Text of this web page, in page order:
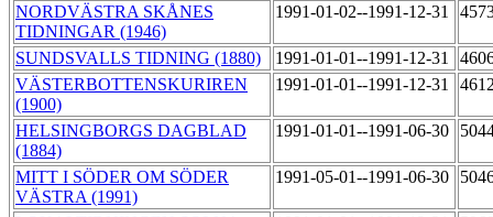
NORDVÄSTRA SKÅNES
TIDNINGAR (1946)
1991-01-02--1991-12-31
SUNDSVALLS TIDNING (1880) 1991-01-01--1991-12-31
VÄSTERBOTTENSKURIREN
(1900)
1991-01-01--1991-12-31
HELSINGBORGS DAGBLAD
(1884)
1991-01-01--1991-06-30
MITT I SÖDER OM SÖDER
VÄSTRA (1991)
1991-05-01--1991-06-30